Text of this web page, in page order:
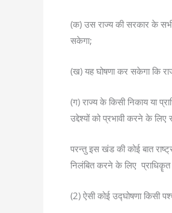
(क) उस राज्य की सरकार के
सकेगा;
(ख) यह घोषणा कर सकेगा कि
(ग) राज्य के किसी निकाय या
उद्देश्यों को प्रभावी करने के लिए
परन्तु इस खंड की कोई बात
निलंबित करने के लिए प्राधिकॄत
(2) ऐसी कोई उद्घोषणा किसी